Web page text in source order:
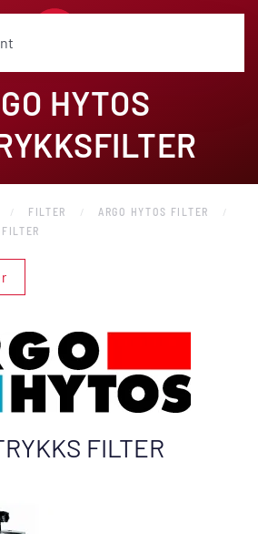
HYTOS
FILTER
ARGO HYTOS FILTER
FILTER